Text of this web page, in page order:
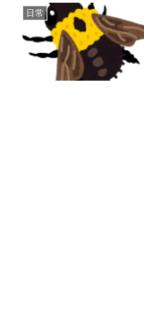
日常